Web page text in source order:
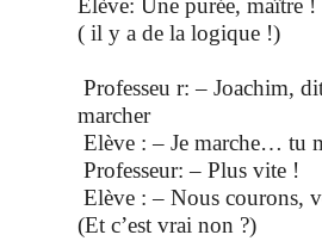
Elève: Une
( il y a de la logique !)
Professeu r: – Joachim,
marcher
Elève : – Je marche… tu
Professeur: – Plus vite !
Elève : – Nous courons,
(Et c’est vrai non ?)